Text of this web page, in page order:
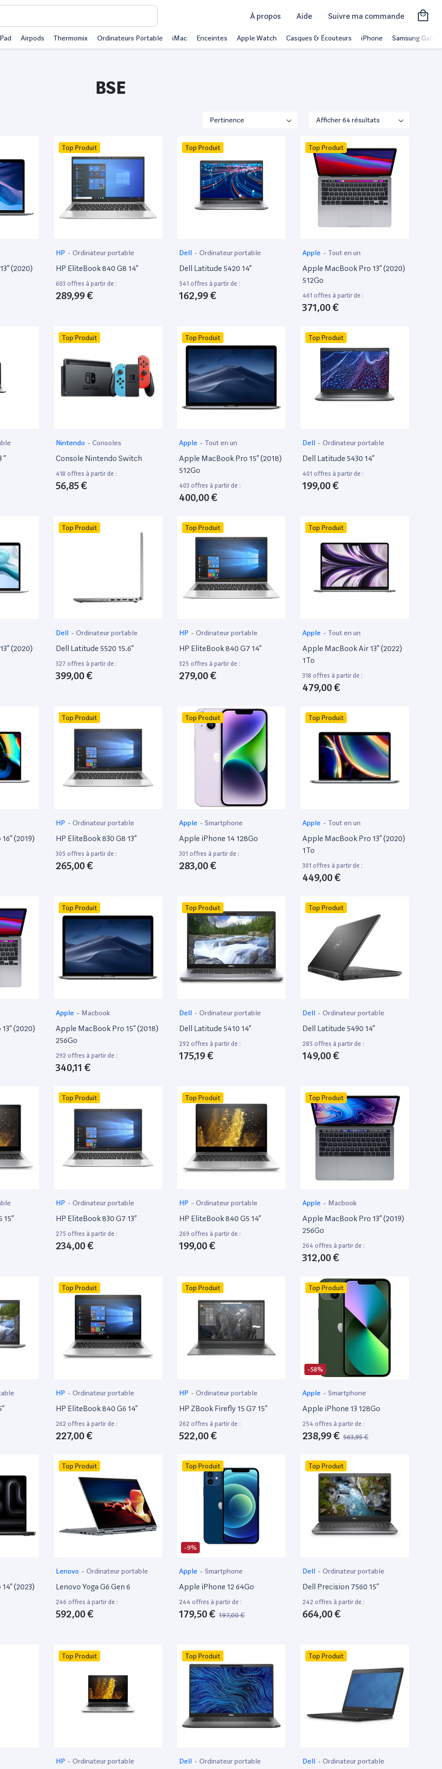
À propos Aide Suivre ma commande
Airpods Thermomix Ordinateurs Portable iMac Enceintes Apple Watch Casques & Écouteurs iPhone Samsung Galaxy
BSE
(2020)
Top Produit
HP - Ordinateur portable
HP EliteBook 840 G8 14”
603 offres à partir de :
289,99 €
Top Produit
Dell - Ordinateur portable
Dell Latitude 5420 14”
541 offres à partir de :
162,99 €
Top Produit
Apple - Tout en un
Apple MacBook Pro 13” (2020)
512Go
461 offres à partir de :
371,00 €
”
Top Produit
Nintendo - Consoles
Console Nintendo Switch
418 offres à partir de :
56,85 €
Top Produit
Apple - Tout en un
Apple MacBook Pro 15” (2018)
512Go
403 offres à partir de :
400,00 €
Top Produit
Dell - Ordinateur portable
Dell Latitude 5430 14”
401 offres à partir de :
199,00 €
(2020)
Top Produit
Dell - Ordinateur portable
Dell Latitude 5520 15.6”
327 offres à partir de :
399,00 €
Top Produit
HP - Ordinateur portable
HP EliteBook 840 G7 14”
325 offres à partir de :
279,00 €
Top Produit
Apple - Tout en un
Apple MacBook Air 13” (2022)
1To
318 offres à partir de :
479,00 €
(2019)
Top Produit
HP - Ordinateur portable
HP EliteBook 830 G8 13”
305 offres à partir de :
265,00 €
Top Produit
Apple - Smartphone
Apple iPhone 14 128Go
301 offres à partir de :
283,00 €
Top Produit
Apple - Tout en un
Apple MacBook Pro 13” (2020)
1To
301 offres à partir de :
449,00 €
(2020)
Top Produit
Apple - Macbook
Apple MacBook Pro 15” (2018)
256Go
292 offres à partir de :
340,11 €
Top Produit
Dell - Ordinateur portable
Dell Latitude 5410 14”
292 offres à partir de :
175,19 €
Top Produit
Dell - Ordinateur portable
Dell Latitude 5490 14”
285 offres à partir de :
149,00 €
15”
Top Produit
HP - Ordinateur portable
HP EliteBook 830 G7 13”
275 offres à partir de :
234,00 €
Top Produit
HP - Ordinateur portable
HP EliteBook 840 G5 14”
269 offres à partir de :
199,00 €
Top Produit
Apple - Macbook
Apple MacBook Pro 13” (2019)
256Go
264 offres à partir de :
312,00 €
Top Produit
HP - Ordinateur portable
HP EliteBook 840 G6 14”
262 offres à partir de :
227,00 €
Top Produit
HP - Ordinateur portable
HP ZBook Firefly 15 G7 15”
262 offres à partir de :
522,00 €
-58%
Top Produit
Apple - Smartphone
Apple iPhone 13 128Go
254 offres à partir de :
238,99 € 563,95 €
(2023)
Top Produit
Lenovo - Ordinateur portable
Lenovo Yoga G6 Gen 6
246 offres à partir de :
592,00 €
-9%
Top Produit
Apple - Smartphone
Apple iPhone 12 64Go
244 offres à partir de :
179,50 € 197,00 €
Top Produit
Dell - Ordinateur portable
Dell Precision 7560 15”
242 offres à partir de :
664,00 €
Top Produit
HP - Ordinateur portable
Top Produit
Dell - Ordinateur portable
Top Produit
Dell - Ordinateur portable